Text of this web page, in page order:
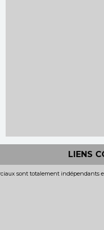
LIENS
sont totalement indépendants